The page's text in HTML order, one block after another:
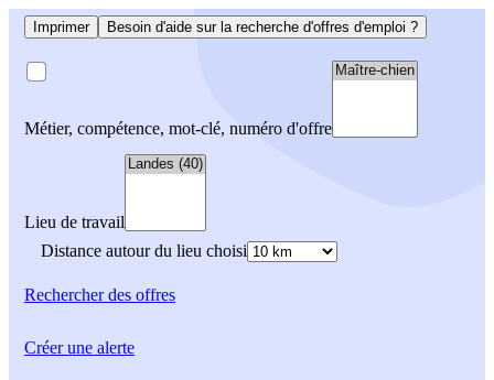
Imprimer Besoin d'aide sur la recherche d'offres d'emploi ?
Métier, compétence, mot-clé, numéro d'offre
Lieu de travail
Distance autour du lieu choisi
Rechercherdes offres
Créer une alerte